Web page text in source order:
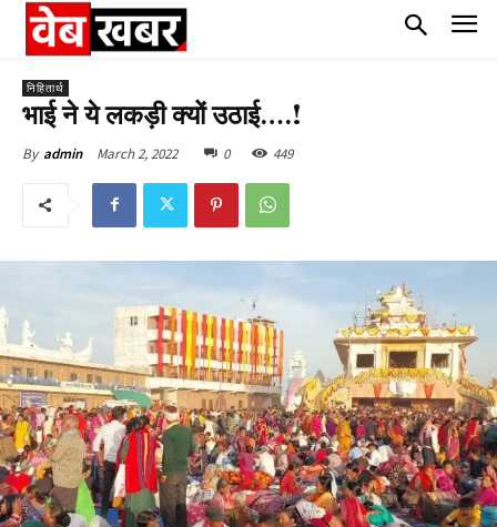
निहितार्थ
भाई ने ये लकड़ी क्यों उठाई….!
By admin March 2, 2022 0 449